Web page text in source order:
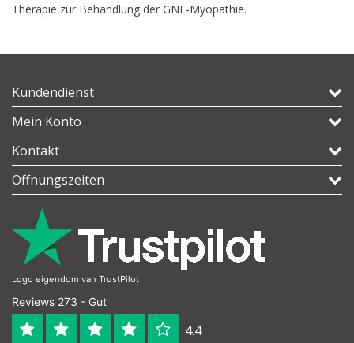
Therapie zur Behandlung der GNE-Myopathie.
Kundendienst
Mein Konto
Kontakt
Öffnungszeiten
Logo eigendom van TrustPilot
Reviews 273 - Gut
4.4